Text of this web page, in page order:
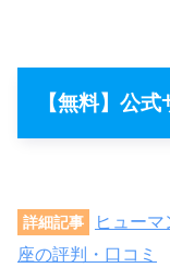
【無料】公
詳細記事
ヒュー
座の評判・口コミ